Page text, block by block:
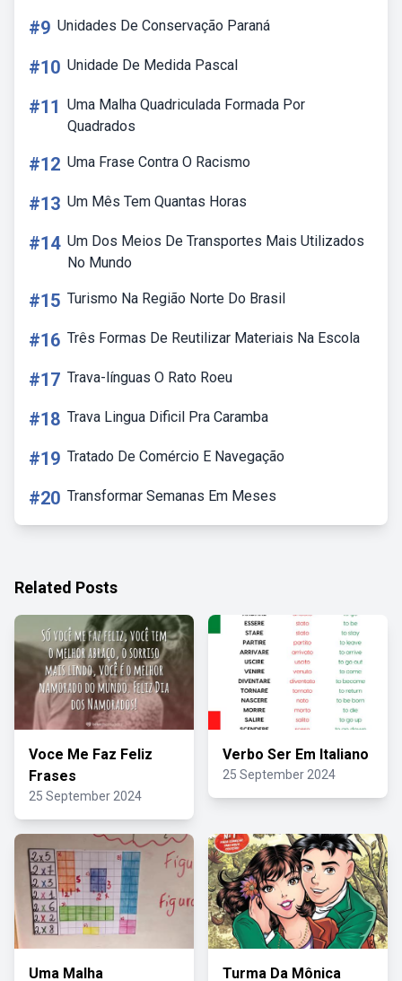
#9 Unidades De Conservação Paraná
#10 Unidade De Medida Pascal
#11 Uma Malha Quadriculada Formada Por
Quadrados
#12 Uma Frase Contra O Racismo
#13 Um Mês Tem Quantas Horas
#14 Um Dos Meios De Transportes Mais Utilizados
No Mundo
#15 Turismo Na Região Norte Do Brasil
#16 Três Formas De Reutilizar Materiais Na Escola
#17 Trava-línguas O Rato Roeu
#18 Trava Lingua Dificil Pra Caramba
#19 Tratado De Comércio E Navegação
#20 Transformar Semanas Em Meses
Related Posts
Voce Me Faz Feliz
Frases
25 September 2024
Verbo Ser Em Italiano
25 September 2024
Uma Malha Turma Da Mônica